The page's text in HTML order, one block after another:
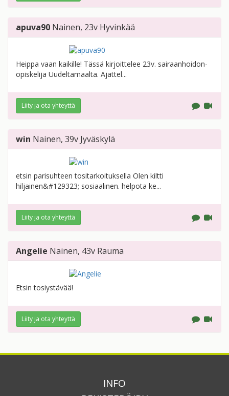
apuva90 Nainen, 23v Hyvinkää
Heippa vaan kaikille! Tässä kirjoittelee 23v. sairaanhoidon-
opiskelija Uudeltamaalta. Ajattel...
Liity ja ota yhteyttä
win Nainen, 39v Jyväskylä
etsin parisuhteen tositarkoituksella Olen kiltti
hiljainen&#129323; sosiaalinen. helpota ke...
Liity ja ota yhteyttä
Angelie Nainen, 43v Rauma
Etsin tosiystävää!
Liity ja ota yhteyttä
INFO